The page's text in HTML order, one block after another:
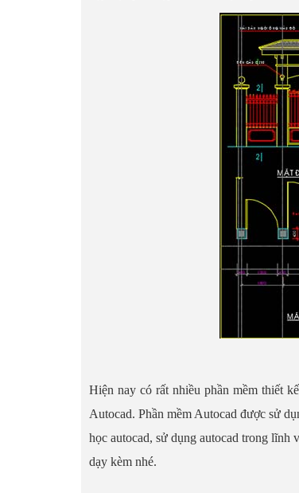
Hiện nay có rất nhiều phần mềm thiết
Autocad. Phần mềm Autocad được sử
học autocad, sử dụng autocad trong
dạy kèm nhé.